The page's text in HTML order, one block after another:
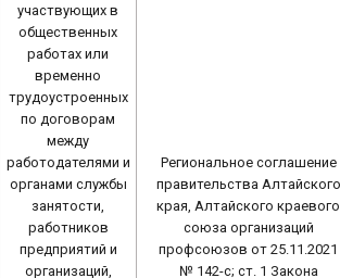
участвующих в
общественных
работах или
временно
трудоустроенных
по договорам
между
работодателями и
органами службы
занятости,
работников
предприятий и
организаций,
Региональное соглашение
правительства Алтайского
края, Алтайского краевого
союза организаций
профсоюзов от 25.11.2021
№ 142-с; ст. 1 Закона